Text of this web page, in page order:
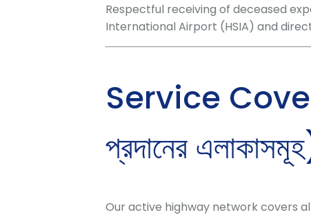
Respectful receiving of deceased
International Airport (HSIA) and
Service
প্রদানের
Our active highway network covers